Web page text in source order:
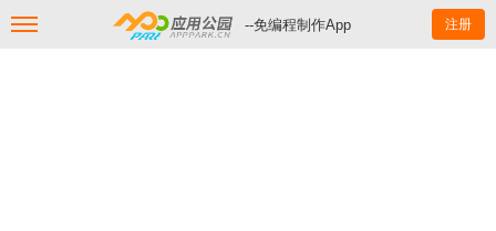
--免编程制作App 注册